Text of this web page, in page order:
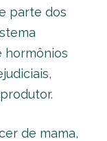
parte dos
hormônios
de mama,